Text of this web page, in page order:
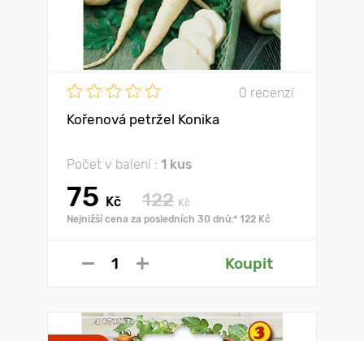
0 recenzí
Kořenová petržel Konika
Počet v balení : 1 kus
75 Kč 122 Kč
Nejnižší cena za posledních 30 dnů:* 122 Kč
Koupit